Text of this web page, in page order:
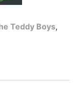
Teddy Boys,